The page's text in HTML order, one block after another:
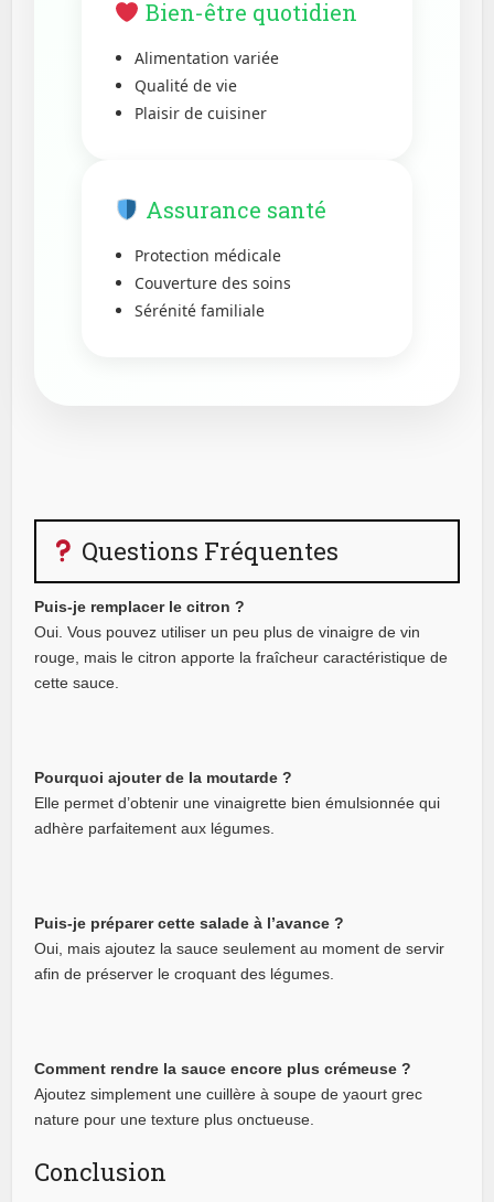
Bien-être quotidien
Alimentation variée
Qualité de vie
Plaisir de cuisiner
Assurance santé
Protection médicale
Couverture des soins
Sérénité familiale
Questions Fréquentes
Puis-je remplacer le citron ?
Oui. Vous pouvez utiliser un peu plus de vinaigre de vin
rouge, mais le citron apporte la fraîcheur caractéristique de
cette sauce.
Pourquoi ajouter de la moutarde ?
Elle permet d’obtenir une vinaigrette bien émulsionnée qui
adhère parfaitement aux légumes.
Puis-je préparer cette salade à l’avance ?
Oui, mais ajoutez la sauce seulement au moment de servir
afin de préserver le croquant des légumes.
Comment rendre la sauce encore plus crémeuse ?
Ajoutez simplement une cuillère à soupe de yaourt grec
nature pour une texture plus onctueuse.
Conclusion